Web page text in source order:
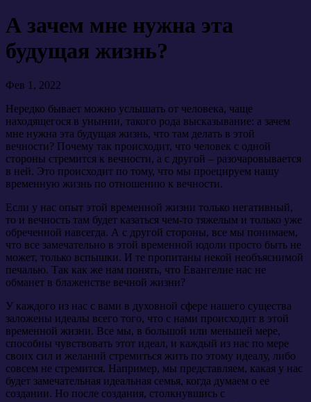
А зачем мне нужна эта
будущая жизнь?
Фев 1, 2022
Нередко бывает можно услышать от человека, чаще
находящегося в унынии, такого рода высказывание: а зачем
мне нужна эта будущая жизнь, что там делать в этой
вечности? Почему так происходит, что человек с одной
стороны стремится к вечности, а с другой – разочаровывается
в ней. Это происходит по тому, что мы проецируем нашу
временную жизнь по отношению к вечности.
Если у нас опыт этой временной жизни только негативный,
то и вечность там будет казаться чем-то тяжелым и только уже
обреченной навсегда. А с другой стороны, все мы понимаем,
что все замечательно в этой временной юдоли просто быть не
может, только вспышки. И те пропитаны некой необъяснимой
печалью. Так как же нам понять, что Евангелие нас не
обманет в блаженстве вечной жизни?
У каждого из нас с вами в духовной сфере нашего существа
заложены идеалы всего того, что с нами происходит в этой
временной жизни. Все мы, в большой или меньшей мере,
способны чувствовать этот идеал, и каждый из нас по мере
своих сил и желаний стремиться жить по этому идеалу, либо
совсем не стремится. Например, мы представляем, какая у нас
будет замечательная идеальная семья, когда думаем о ее
создании. Но после создания, столкнувшись с